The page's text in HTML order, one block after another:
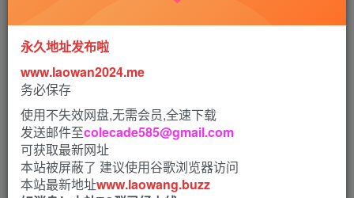
永久地址发布啦
www.laowan2024.me
务必保存
使用不失效网盘,无需会员,全速下载
发送邮件至colecade585@gmail.com
可获取最新网址
本站被屏蔽了 建议使用谷歌浏览器访问
本站最新地址www.laowang.buzz